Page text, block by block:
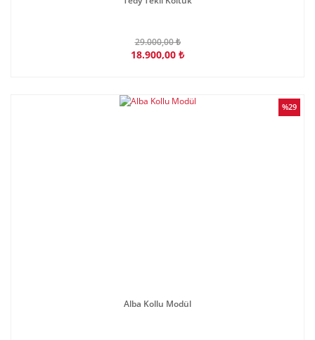
29.000,00 ₺
18.900,00 ₺
%29
Alba Kollu Modül